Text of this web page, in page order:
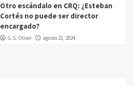
Otro escándalo en CRQ: ¿Esteban
Cortés no puede ser director
encargado?
G.S. Oliver agosto 21, 2024